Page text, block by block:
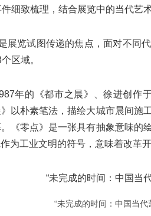
细致梳理，结合展览中的当代艺
展览试图传递的焦点，面对不同
区域。
年的《都市之晨》、徐进创作
以朴素笔法，描绘大城市晨间施
《零点》是一张具有抽象意味的
为工业文明的符号，意味着改革
“未完成的时间：中国当